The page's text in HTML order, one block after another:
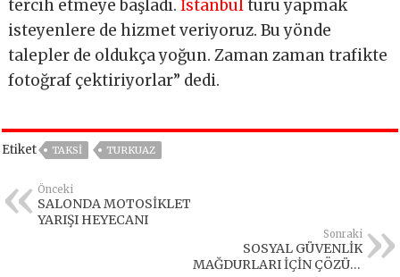
tercih etmeye başladı.İstanbulturu yapmak
isteyenlere de hizmet veriyoruz. Bu yönde
talepler de oldukça yoğun. Zaman zaman trafikte
fotoğraf çektiriyorlar” dedi.
Etiket TAKSİ TURKUAZ
Önceki
SALONDA MOTOSİKLET
YARIŞI HEYECANI
Sonraki
SOSYAL GÜVENLİK
MAĞDURLARI İÇİN ÇÖZÜM